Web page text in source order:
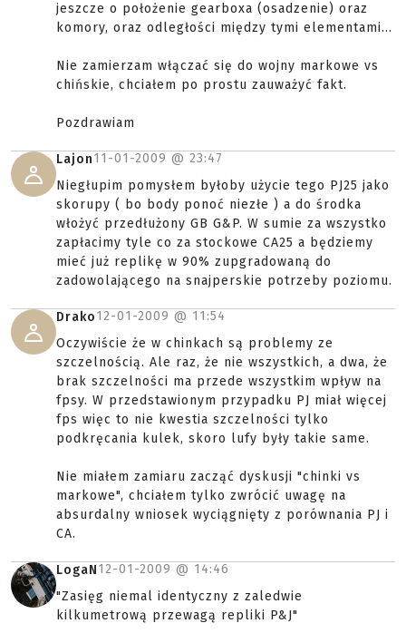
jeszcze o położenie gearboxa (osadzenie) oraz
komory, oraz odległości między tymi elementami...
Nie zamierzam włączać się do wojny markowe vs
chińskie, chciałem po prostu zauważyć fakt.
Pozdrawiam
Lajon11-01-2009 @ 23:47
Niegłupim pomysłem byłoby użycie tego PJ25 jako
skorupy ( bo body ponoć niezłe ) a do środka
włożyć przedłużony GB G&P. W sumie za wszystko
zapłacimy tyle co za stockowe CA25 a będziemy
mieć już replikę w 90% zupgradowaną do
zadowolającego na snajperskie potrzeby poziomu.
Drako12-01-2009 @ 11:54
Oczywiście że w chinkach są problemy ze
szczelnością. Ale raz, że nie wszystkich, a dwa, że
brak szczelności ma przede wszystkim wpływ na
fpsy. W przedstawionym przypadku PJ miał więcej
fps więc to nie kwestia szczelności tylko
podkręcania kulek, skoro lufy były takie same.
Nie miałem zamiaru zacząć dyskusji "chinki vs
markowe", chciałem tylko zwrócić uwagę na
absurdalny wniosek wyciągnięty z porównania PJ i
CA.
LogaN12-01-2009 @ 14:46
"Zasięg niemal identyczny z zaledwie
kilkumetrową przewagą repliki P&J"